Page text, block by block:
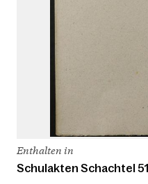
Enthalten in
Schulakten Schachtel 51